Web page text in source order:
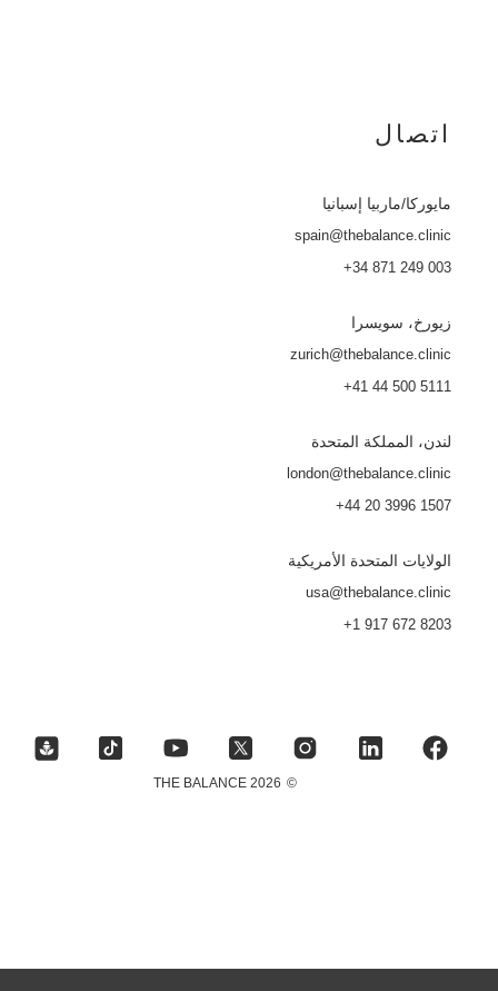
اتصال
مايوركا/ماربيا إسبانيا
spain@thebalance.clinic
+34 871 249 003
زيورخ، سويسرا
zurich@thebalance.clinic
+41 44 500 5111
لندن، المملكة المتحدة
london@thebalance.clinic
+44 20 3996 1507
الولايات المتحدة الأمريكية
usa@thebalance.clinic
+1 917 672 8203
©
2026 THE BALANCE